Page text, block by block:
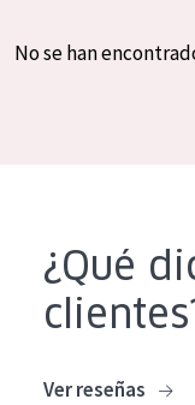
Crema de noche
COLECCIÓN
Essentials
Expert
No se han
¿Qué
Ver reseñas